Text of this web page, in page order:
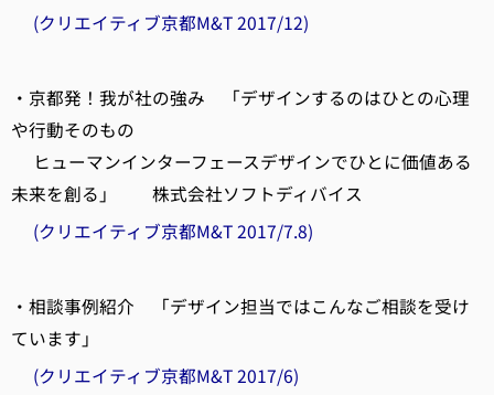
(クリエイティブ京都M&T 2017/12)
・京都発！我が社の強み 「デザインするのはひとの心理
や行動そのもの
ヒューマンインターフェースデザインでひとに価値ある
未来を創る」 株式会社ソフトディバイス
(クリエイティブ京都M&T 2017/7.8)
・相談事例紹介 「デザイン担当ではこんなご相談を受け
ています」
(クリエイティブ京都M&T 2017/6)